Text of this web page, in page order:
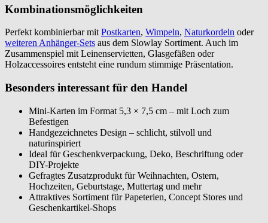
Kombinationsmöglichkeiten
Perfekt kombinierbar mitPostkarten, Wimpeln, Naturkordeln oder
weiteren Anhänger-Sets aus dem Slowlay Sortiment. Auch im
Zusammenspiel mit Leinenservietten, Glasgefäßen oder
Holzaccessoires entsteht eine rundum stimmige Präsentation.
Besonders interessant für den Handel
Mini-Karten im Format 5,3 × 7,5 cm – mit Loch zum
Befestigen
Handgezeichnetes Design – schlicht, stilvoll und
naturinspiriert
Ideal für Geschenkverpackung, Deko, Beschriftung oder
DIY-Projekte
Gefragtes Zusatzprodukt für Weihnachten, Ostern,
Hochzeiten, Geburtstage, Muttertag und mehr
Attraktives Sortiment für Papeterien, Concept Stores und
Geschenkartikel-Shops